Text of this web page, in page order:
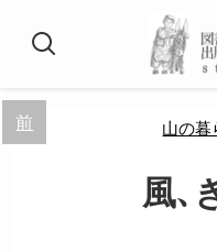
前 山の暮
風、